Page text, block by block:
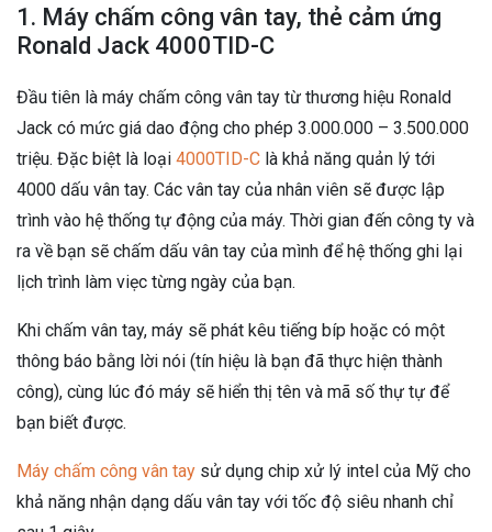
1. Máy chấm công vân tay, thẻ cảm ứng
Ronald Jack 4000TID-C
Đầu tiên là máy chấm công vân tay từ thương hiệu Ronald
Jack có mức giá dao động cho phép 3.000.000 – 3.500.000
triệu. Đặc biệt là loại 4000TID-C là khả năng quản lý tới
4000 dấu vân tay. Các vân tay của nhân viên sẽ được lập
trình vào hệ thống tự động của máy. Thời gian đến công ty và
ra về bạn sẽ chấm dấu vân tay của mình để hệ thống ghi lại
lịch trình làm viẹc từng ngày của bạn.
Khi chấm vân tay, máy sẽ phát kêu tiếng bíp hoặc có một
thông báo bằng lời nói (tín hiệu là bạn đã thực hiện thành
công), cùng lúc đó máy sẽ hiển thị tên và mã số thự tự để
bạn biết được.
Máy chấm công vân tay sử dụng chip xử lý intel của Mỹ cho
khả năng nhận dạng dấu vân tay với tốc độ siêu nhanh chỉ